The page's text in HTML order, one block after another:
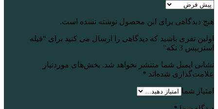
هیچ دیدگاهی برای این محصول نوشته نشده است.
اولین نفری باشید که دیدگاهی را ارسال می کنید برای “فیله
استریپس 3 تکه”
نشانی ایمیل شما منتشر نخواهد شد. بخش‌های موردنیاز
علامت‌گذاری شده‌اند *
امتیاز شما